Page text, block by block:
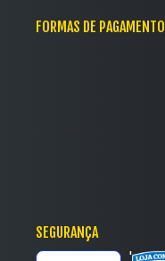
FORMAS DE PAGAMENTO
SEGURANÇA